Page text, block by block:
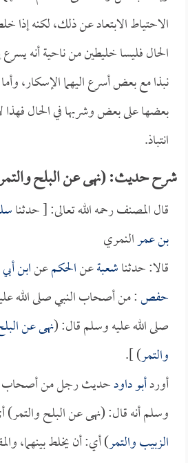
الاحتياط الابتعاد عن ذلك، لكنه إذا
الحال فليسا خليطين من ناحية أنه يسرع
نبذا مع بعض أسرع اليهما الإسكار،
بعضها على بعض وشربها في الحال فهذا
انتباذ.
شرح حديث: (نهى عن البلح
قال المصنف رحمه الله تعالى: [ حدثنا
بن عمرالنمري
قالا: حدثناشعبةعنالحكمعنابن
حفص: من أصحاب النبي صلى الله
صلى الله عليه وسلم قال: (نهى عن
والتمر) ].
أوردأبو داودحديث رجل من أصحاب
وسلم أنه قال: (نهى عن البلح والتمر)
الزبيب والتمر) أي: أن يخلط بينهما،